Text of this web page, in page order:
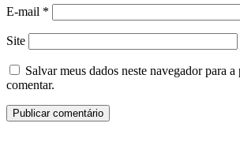
E-mail *
Site
Salvar meus dados neste navegador para
comentar.